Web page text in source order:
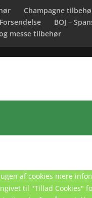
Champagne
Forsendelse BOJ –
messe tilbehør
af cookies mere
til "Tillad